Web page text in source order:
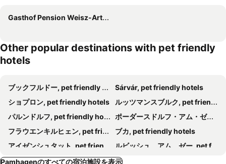
Gasthof Pension Weisz-Artner
Other popular destinations with pet friendly
hotels
ブックフルドー, pet friendly hotels
Sárvár, pet friendly hotels
ショプロン, pet friendly hotels
ルッツマンスブルク, pet friendly hotels
パルンドルフ, pet friendly hotels
ポーダースドルフ・アム・ゼー, pet friendly hotels
フラウエンキルヒェン, pet friendly hotels
ブカ, pet friendly hotels
アイゼンシュタット, pet friendly hotels
ルビッシュ アム ゼー, pet friendly hotels
ルースト, pet friendly hotels
Kőszeg, pet friendly hotels
Pamhagenのすべての宿泊施設を表示